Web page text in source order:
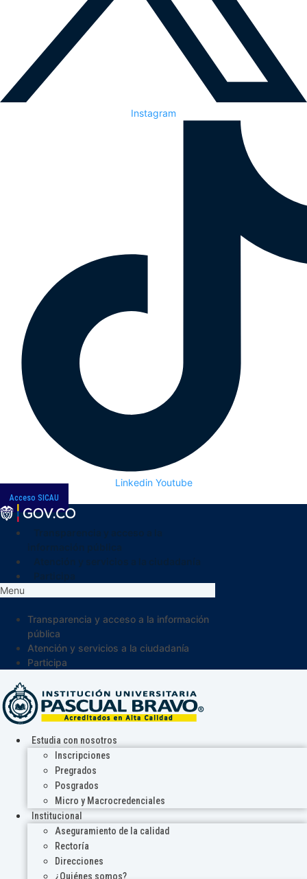
Instagram
Linkedin Youtube
Acceso SICAU
Menu
Transparencia y acceso a la información
pública
Atención y servicios a la ciudadanía
Participa
Estudia con nosotros
Inscripciones
Pregrados
Posgrados
Micro y Macrocredenciales
Institucional
Aseguramiento de la calidad
Rectoría
Direcciones
¿Quiénes somos?